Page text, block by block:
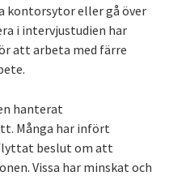
kontorsytor eller gå över
i intervjustudien har
att arbeta med färre
hanterat
Många har infört
beslut om att
Vissa har minskat och